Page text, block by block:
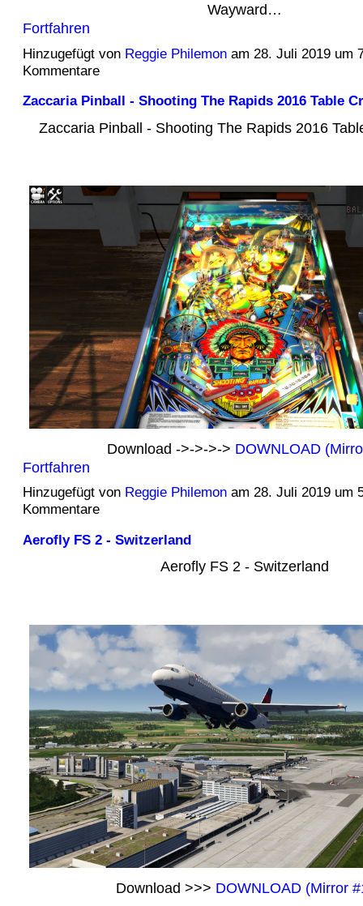
Wayward…
Fortfahren
Hinzugefügt von Reggie Philemonam 28. Juli 2019 um
Kommentare
Zaccaria Pinball - Shooting The Rapids 2016 Table
Zaccaria Pinball - Shooting The Rapids 2016
Download ->->->-> DOWNLOAD
Fortfahren
Hinzugefügt von Reggie Philemonam 28. Juli 2019 um
Kommentare
Aerofly FS 2 - Switzerland
Aerofly FS 2 - Switzerland
Download >>> DOWNLOAD (Mirror